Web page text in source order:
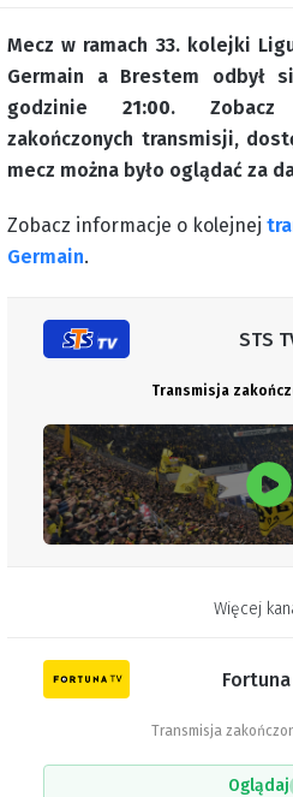
Mecz w ramach 33. kolejki
Germain a Brestem odbył
godzinie 21:00. Zobacz
zakończonych transmisji,
mecz można było oglądać za
Zobacz informacje o kolejnej
Germain.
STS
Transmisja
Więcej
Fortuna
Transmisja
Oglądaj